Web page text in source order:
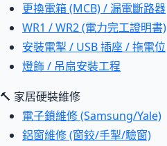
更換電箱 (MCB) / 漏電斷路器
WR1 / WR2 (電力完工證明書)
安裝電掣 / USB 插座 / 拖電位
燈飾 / 吊扇安裝工程
🔨 家居硬裝維修
電子鎖維修 (Samsung/Yale)
鋁窗維修 (窗鉸/手掣/驗窗)